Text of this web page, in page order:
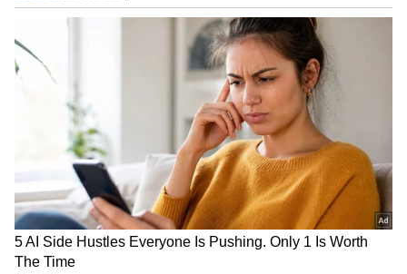
ಮಾತುಗಳನ್ನು ಆಡಿದ್ದಾರೆ. ಇದು ಸಂಪುಟ ಪುನಾರಚನೆಗೆ
ಮತ್ತಷ್ಟು ಪುಷ್ಠಿ ನೀಡಿದ್ದು, ಈ ಬಾರಿ ಸಂಪುಟ ವಿಸ್ತರಣೆ ಅಥವಾ
ಪುನಾರಚನೆಯ ಅನಿಶ್ಚಿತತೆಗೆ ತೆರೆ ಬೀಳುವ ಸಾಧ್ಯತೆ ಇದೆ.